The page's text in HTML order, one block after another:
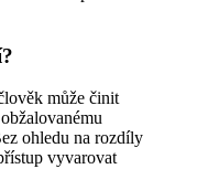
může činit
ohledu na rozdíly
vyvarovat